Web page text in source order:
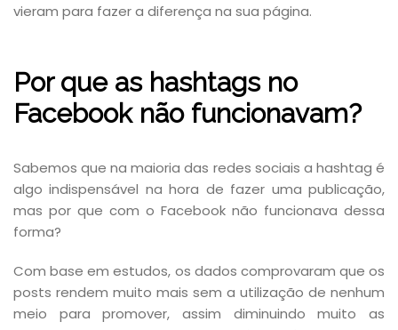
vieram para fazer a diferença na sua página.
Por que as hashtags no
Facebook não funcionavam?
Sabemos que na maioria das redes sociais a hashtag é
algo indispensável na hora de fazer uma publicação,
mas por que com o Facebook não funcionava dessa
forma?
Com base em estudos, os dados comprovaram que os
posts rendem muito mais sem a utilização de nenhum
meio para promover, assim diminuindo muito as